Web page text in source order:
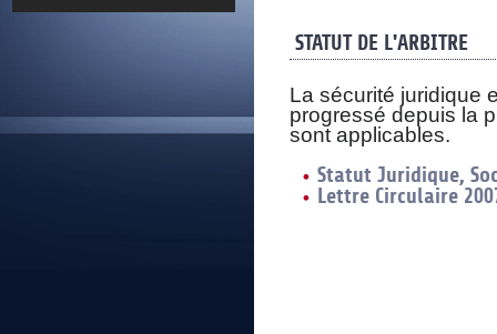
STATUT DE L'ARBITRE
La sécurité juridique
progressé depuis la
sont applicables.
Statut Juridique,
Lettre Circulaire